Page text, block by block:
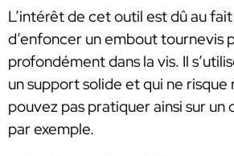
L’intérêt de cet outil est dû au
d’enfoncer un embout tournevis
profondément dans la vis. Il
un support solide et qui ne risque
pouvez pas pratiquer ainsi sur
par exemple.